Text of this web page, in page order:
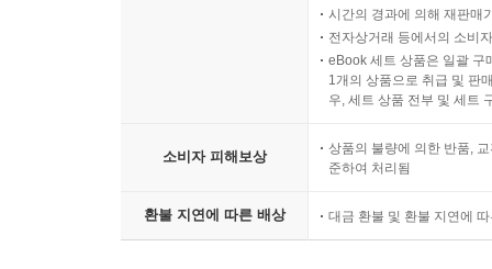
시간의 경과에 의해 재판매
전자상거래 등에서의 소비
eBook 세트 상품은 일괄 구
1개의 상품으로 취급 및 판
우, 세트 상품 전부 및 세트
소비자 피해보상
상품의 불량에 의한 반품,
준하여 처리됨
환불 지연에 따른 배상 대금 환불 및 환불 지연에